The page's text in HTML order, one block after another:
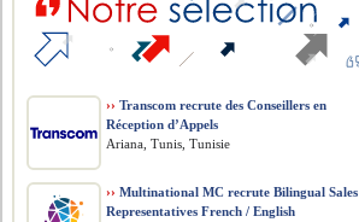
›› Transcom recrute des Conseillers en
Réception d’Appels
Ariana, Tunis, Tunisie
›› Multinational MC recrute Bilingual Sales
Representatives French / English